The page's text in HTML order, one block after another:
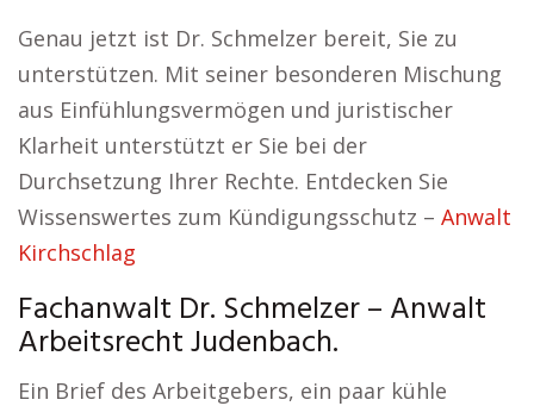
Genau jetzt ist Dr. Schmelzer bereit, Sie zu
unterstützen. Mit seiner besonderen Mischung
aus Einfühlungsvermögen und juristischer
Klarheit unterstützt er Sie bei der
Durchsetzung Ihrer Rechte. Entdecken Sie
Wissenswertes zum Kündigungsschutz – Anwalt
Kirchschlag
Fachanwalt Dr. Schmelzer – Anwalt
Arbeitsrecht Judenbach.
Ein Brief des Arbeitgebers, ein paar kühle